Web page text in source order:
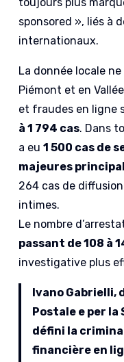
sponsored », liés à
internationaux.
La donnée locale
Piémont et en
et fraudes en ligne
à 1 794 cas. Dans
a eu1 500 cas de
majeures
264 cas de
intimes.
Le nombre
passant de 108 à
investigative plus
Ivano Gabrielli,
Postale e per
défini la
financière en